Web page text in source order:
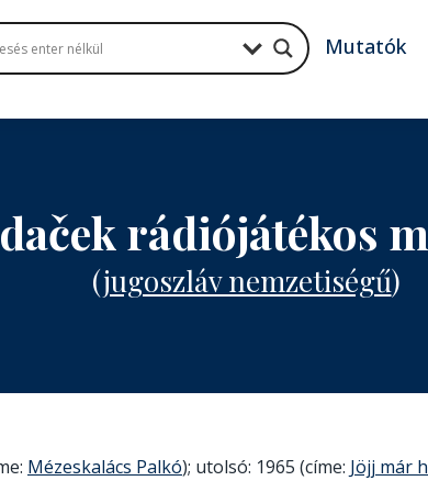
Mutatók
rádiójátékos
(jugoszláv nemzetiségű)
Mézeskalács Palkó); utolsó: 1965 (címe: Jöjj már